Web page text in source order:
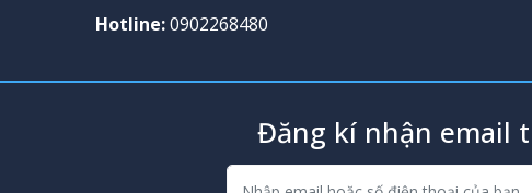
Hotline:0902268480
Đăng kí nhận email